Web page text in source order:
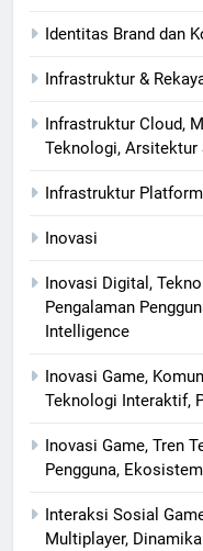
Identitas Brand dan
Infrastruktur &
Infrastruktur Cloud,
Teknologi, Arsitektur
Infrastruktur
Inovasi
Inovasi Digital,
Pengalaman
Intelligence
Inovasi Game,
Teknologi Interaktif,
Inovasi Game, Tren
Pengguna,
Interaksi Sosial
Multiplayer,